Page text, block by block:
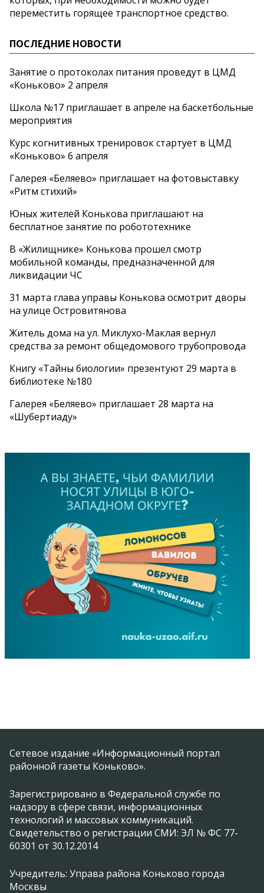
переместить горящее транспортное средство.
ПОСЛЕДНИЕ НОВОСТИ
Занятие о протоколах питания проведут в ЦМД
«Коньково» 2 апреля
Школа №17 приглашает в апреле на баскетбольные
мероприятия
Курс когнитивных тренировок стартует в ЦМД
«Коньково» 6 апреля
Галерея «Беляево» приглашает на фотовыставку
«Ритм стихий»
Юных жителей Конькова приглашают на
бесплатное занятие по робототехнике
В «Жилищнике» Конькова прошел смотр
мобильной команды, предназначенной для
ликвидации ЧС
31 марта глава управы Конькова осмотрит дворы
на улице Островитянова
Житель дома на ул. Миклухо-Маклая вернул
средства за ремонт общедомового трубопровода
Книгу «Тайны биологии» презентуют 29 марта в
библиотеке №180
Галерея «Беляево» приглашает 28 марта на
«Шубертиаду»
Сетевое издание «Информационный портал
районной газеты Коньково».
Зарегистрировано в Федеральной службе по
надзору в сфере связи, информационных
технологий и массовых коммуникаций.
Свидетельство о регистрации СМИ: ЭЛ № ФС 77-
60301 от 30.12.2014
Учредитель: Управа района Коньково города
Москвы